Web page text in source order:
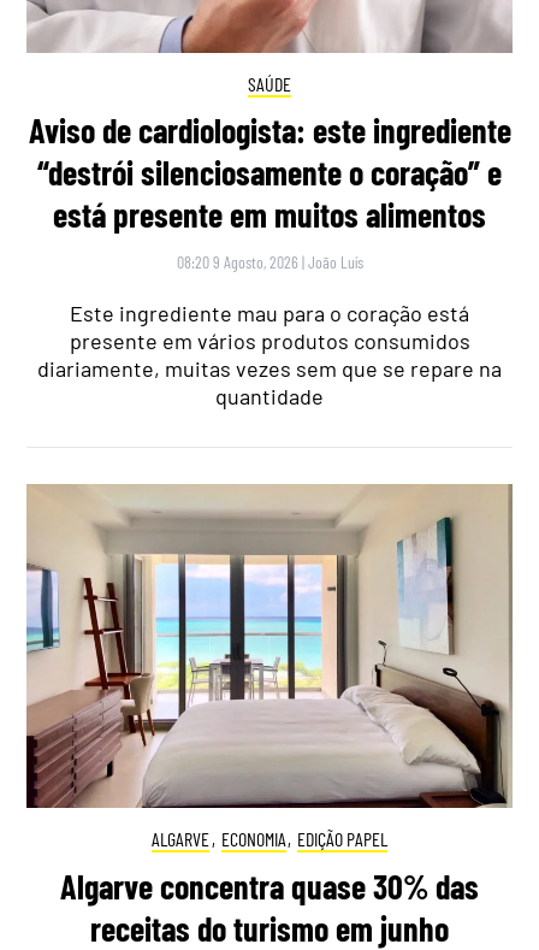
SAÚDE
Aviso de cardiologista: este ingrediente
“destrói silenciosamente o coração” e
está presente em muitos alimentos
08:20 9 Agosto, 2026 |João Luís
Este ingrediente mau para o coração está
presente em vários produtos consumidos
diariamente, muitas vezes sem que se repare na
quantidade
ALGARVE, ECONOMIA, EDIÇÃO PAPEL
Algarve concentra quase 30% das
receitas do turismo em junho